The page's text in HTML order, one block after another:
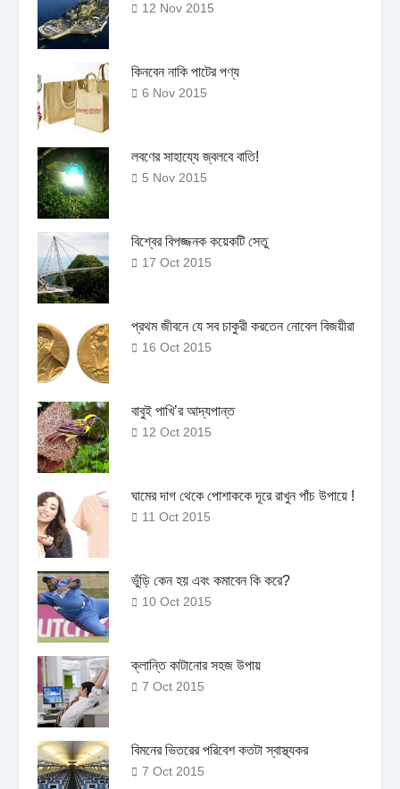
12 Nov 2015
কিনবেন নাকি পাটের পণ্য
6 Nov 2015
লবণের সাহায্যে জ্বলবে বাতি!
5 Nov 2015
বিশ্বের বিপজ্জনক কয়েকটি সেতু
17 Oct 2015
প্রথম জীবনে যে সব চাকুরী করতেন নোবেল বিজয়ীরা
16 Oct 2015
বাবুই পাখি’র আদ্যপান্ত
12 Oct 2015
ঘামের দাগ থেকে পোশাককে দূরে রাখুন পাঁচ উপায়ে !
11 Oct 2015
ভুঁড়ি কেন হয় এবং কমাবেন কি করে?
10 Oct 2015
ক্লান্তি কাটানোর সহজ উপায়
7 Oct 2015
বিমনের ভিতরের পরিবেশ কতটা স্বাস্থ্যকর
7 Oct 2015